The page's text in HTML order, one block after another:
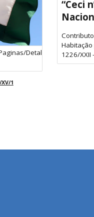
DetalheIniciativa.aspx?
XV/1
“Ceci
1226/XXII